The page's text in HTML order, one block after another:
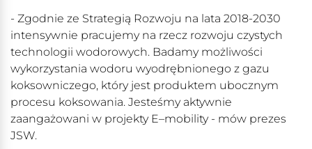
- Zgodnie ze Strategią Rozwoju na lata 2018-2030
intensywnie pracujemy na rzecz rozwoju czystych
technologii wodorowych. Badamy możliwości
wykorzystania wodoru wyodrębnionego z gazu
koksowniczego, który jest produktem ubocznym
procesu koksowania. Jesteśmy aktywnie
zaangażowani w projekty E–mobility - mów prezes
JSW.